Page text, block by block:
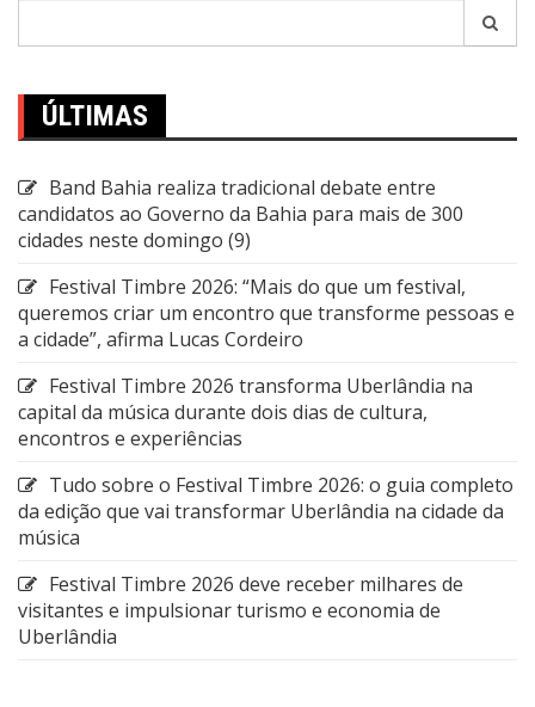
ÚLTIMAS
Band Bahia realiza tradicional debate entre
candidatos ao Governo da Bahia para mais de 300
cidades neste domingo (9)
Festival Timbre 2026: “Mais do que um festival,
queremos criar um encontro que transforme pessoas e
a cidade”, afirma Lucas Cordeiro
Festival Timbre 2026 transforma Uberlândia na
capital da música durante dois dias de cultura,
encontros e experiências
Tudo sobre o Festival Timbre 2026: o guia completo
da edição que vai transformar Uberlândia na cidade da
música
Festival Timbre 2026 deve receber milhares de
visitantes e impulsionar turismo e economia de
Uberlândia